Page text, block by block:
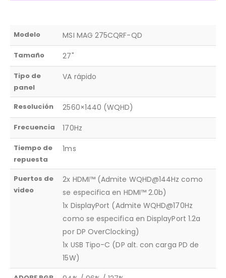
Modelo MSI MAG 275CQRF-QD
Tamaño 27"
Tipo de
panel
VA rápido
Resolución 2560×1440 (WQHD)
Frecuencia 170Hz
Tiempo de
repuesta
1ms
Puertos de
video
2x HDMI™ (Admite WQHD@144Hz como
se especifica en HDMI™ 2.0b)
1x DisplayPort (Admite WQHD@170Hz
como se especifica en DisplayPort 1.2a
por DP OverClocking)
1x USB Tipo-C (DP alt. con carga PD de
15W)